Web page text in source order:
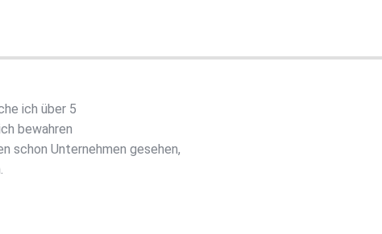
ich über 5
bewahren
schon Unternehmen gesehen,